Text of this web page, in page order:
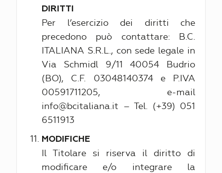
DIRITTI
Per l’esercizio dei diritti che
precedono può contattare: B.C.
ITALIANA S.R.L., con sede legale in
Via Schmidl 9/11 40054 Budrio
(BO), C.F. 03048140374 e P.IVA
00591711205, e-mail
info@bcitaliana.it – Tel. (+39) 051
6511913
MODIFICHE
Il Titolare si riserva il diritto di
modificare e/o integrare la